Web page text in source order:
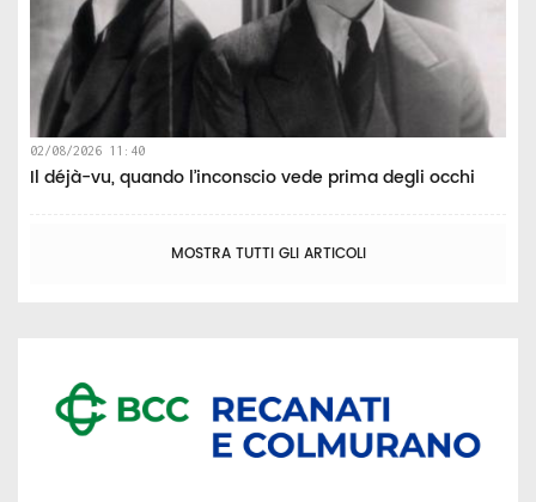
02/08/2026 11:40
Il déjà-vu, quando l’inconscio vede prima degli occhi
MOSTRA TUTTI GLI ARTICOLI